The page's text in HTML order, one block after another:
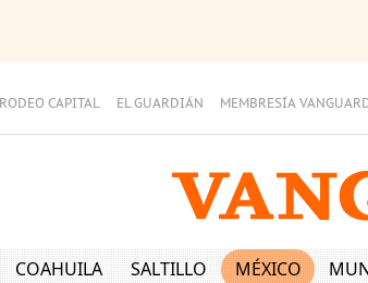
RODEO CAPITAL EL GUARDIÁN MEMBRESÍA
COAHUILA SALTILLO MÉXICO